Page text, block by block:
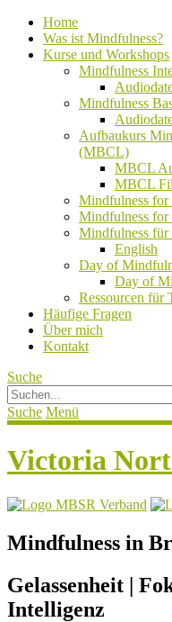
Home
Was ist Mindfulness?
Kurse und Workshops
Mindfulness
Mindfulness
Aufbaukurs
(MBCL)
MBCL
MBCL
Mindfulness for
Mindfulness
Mindfulness für
English
Day of
Day of
Ressourcen für
Häufige Fragen
Über mich
Kontakt
Suche
Suche Menü
Victoria
Mindfulness in
Gelassenheit |
Intelligenz